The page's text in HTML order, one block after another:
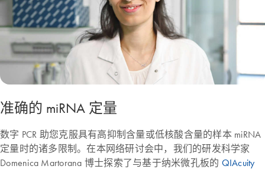
准确的 miRNA 定量
数字 PCR 助您克服具有高抑制含量或低核酸含量的样本 miRNA
定量时的诸多限制。在本网络研讨会中，我们的研发科学家
Domenica Martorana 博士探索了与基于纳米微孔板的 QIAcuity